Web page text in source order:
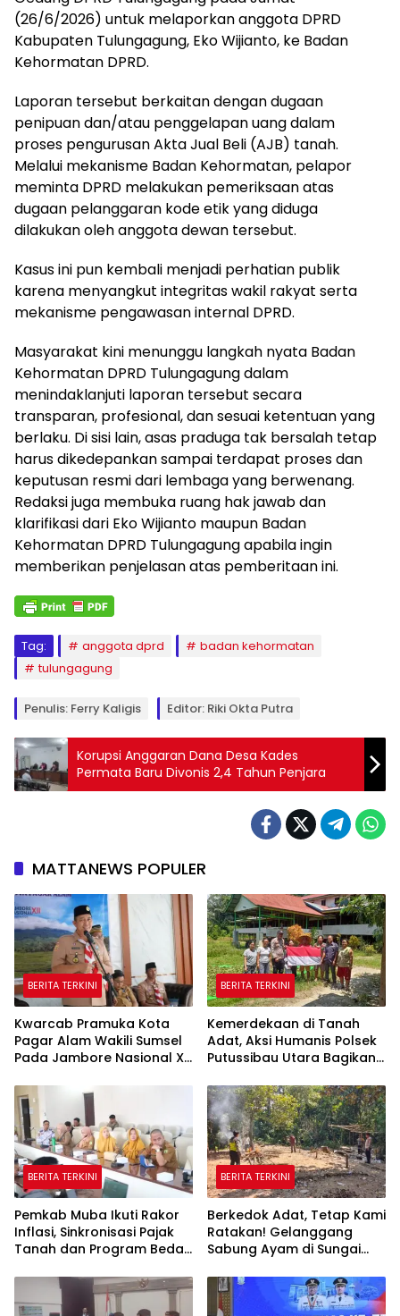
(26/6/2026) untuk melaporkan anggota DPRD
Kabupaten Tulungagung, Eko Wijianto, ke Badan
Kehormatan DPRD.
Laporan tersebut berkaitan dengan dugaan
penipuan dan/atau penggelapan uang dalam
proses pengurusan Akta Jual Beli (AJB) tanah.
Melalui mekanisme Badan Kehormatan, pelapor
meminta DPRD melakukan pemeriksaan atas
dugaan pelanggaran kode etik yang diduga
dilakukan oleh anggota dewan tersebut.
Kasus ini pun kembali menjadi perhatian publik
karena menyangkut integritas wakil rakyat serta
mekanisme pengawasan internal DPRD.
Masyarakat kini menunggu langkah nyata Badan
Kehormatan DPRD Tulungagung dalam
menindaklanjuti laporan tersebut secara
transparan, profesional, dan sesuai ketentuan yang
berlaku. Di sisi lain, asas praduga tak bersalah tetap
harus dikedepankan sampai terdapat proses dan
keputusan resmi dari lembaga yang berwenang.
Redaksi juga membuka ruang hak jawab dan
klarifikasi dari Eko Wijianto maupun Badan
Kehormatan DPRD Tulungagung apabila ingin
memberikan penjelasan atas pemberitaan ini.
Tag: anggota dprd
badan kehormatan
tulungagung
Penulis: Ferry Kaligis Editor: Riki Okta Putra
Korupsi Anggaran Dana Desa Kades
Permata Baru Divonis 2,4 Tahun Penjara
MATTANEWS POPULER
BERITA TERKINI
Kwarcab Pramuka Kota
Pagar Alam Wakili Sumsel
Pada Jambore Nasional XII
BERITA TERKINI
Kemerdekaan di Tanah
Adat, Aksi Humanis Polsek
Putussibau Utara Bagikan
Rumah Betang
BERITA TERKINI
Pemkab Muba Ikuti Rakor
Inflasi, Sinkronisasi Pajak
Tanah dan Program Bedah
BERITA TERKINI
Berkedok Adat, Tetap Kami
Ratakan! Gelanggang
Sabung Ayam di Sungai
Hilir